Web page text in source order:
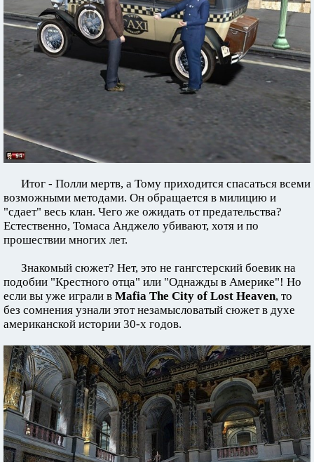
Итог - Полли мертв, а Тому приходится спасаться всеми
возможными методами. Он обращается в милицию и
"сдает" весь клан. Чего же ожидать от предательства?
Естественно, Томаса Анджело убивают, хотя и по
прошествии многих лет.
Знакомый сюжет? Нет, это не гангстерский боевик на
подобии "Крестного отца" или "Однажды в Америке"! Но
если вы уже играли в Mafia The City of Lost Heaven, то
без сомнения узнали этот незамысловатый сюжет в духе
американской истории 30-х годов.